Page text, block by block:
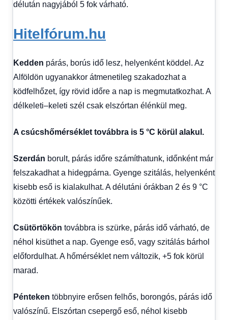
délután nagyjából 5 fok várható.
Hitelfórum.hu
Kedden párás, borús idő lesz, helyenként köddel. Az
Alföldön ugyanakkor átmenetileg szakadozhat a
ködfelhőzet, így rövid időre a nap is megmutatkozhat. A
délkeleti–keleti szél csak elszórtan élénkül meg.
A csúcshőmérséklet továbbra is 5 °C körül alakul.
Szerdán borult, párás időre számíthatunk, időnként már
felszakadhat a hidegpárna. Gyenge szitálás, helyenként
kisebb eső is kialakulhat. A délutáni órákban 2 és 9 °C
közötti értékek valószínűek.
Csütörtökön továbbra is szürke, párás idő várható, de
néhol kisüthet a nap. Gyenge eső, vagy szitálás bárhol
előfordulhat. A hőmérséklet nem változik, +5 fok körül
marad.
Pénteken többnyire erősen felhős, borongós, párás idő
valószínű. Elszórtan csepergő eső, néhol kisebb